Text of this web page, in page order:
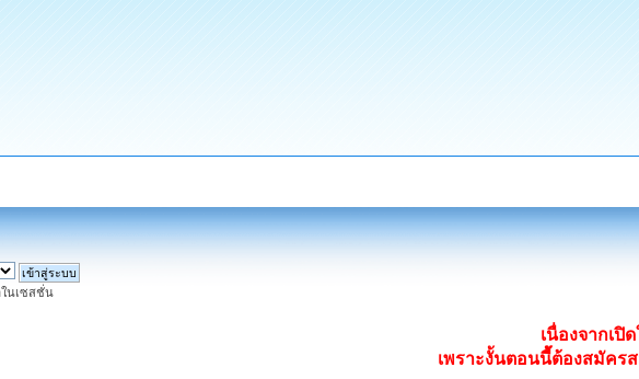
ในเซสชั่น
เนื่องจากเปิ
เพราะงั้นตอนนี้ต้องสมัค